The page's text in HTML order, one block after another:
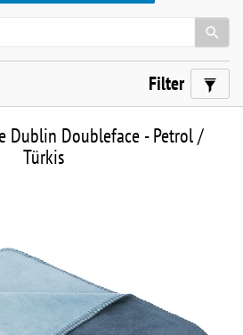
Filter
Dublin Doubleface - Petrol /
Türkis